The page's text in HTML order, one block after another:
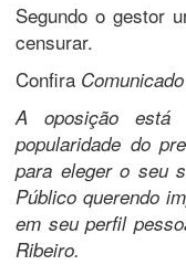
Segundo o gestor
censurar.
Confira Comunicado
A oposição está
popularidade do
para eleger o seu
Público querendo
em seu perfil
Ribeiro.